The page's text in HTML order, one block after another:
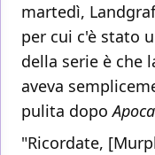
martedì,
per cui c'è stato
della serie è che
aveva
pulita dopo
"Ricordate,